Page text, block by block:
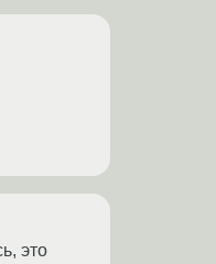
это